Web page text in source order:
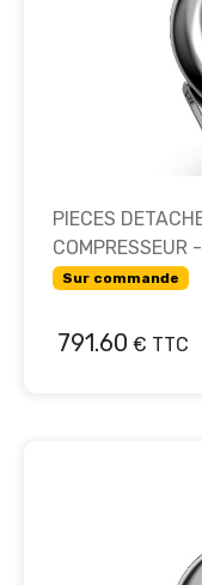
PIECES
Sur commande
791.60 € TTC